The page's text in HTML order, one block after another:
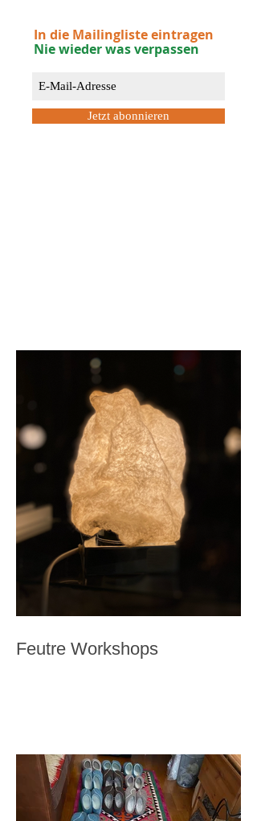
In die Mailingliste eintragen
Nie wieder was verpassen
Jetzt abonnieren
Feutre Workshops